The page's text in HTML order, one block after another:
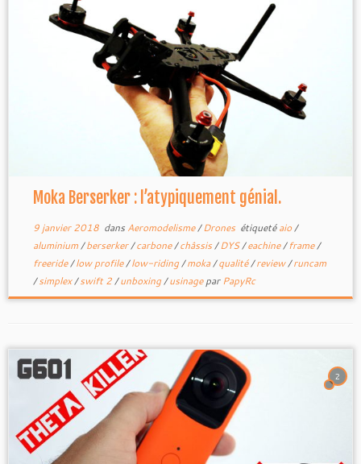
Moka Berserker : l’atypiquement génial.
9 janvier 2018dans Aeromodelisme/Drones étiquetéaio/
aluminium/berserker/carbone/châssis/DYS/eachine/frame/
freeride/low profile/low-riding/moka/qualité/review/runcam
/simplex/swift 2/unboxing/usinageparPapyRc
2